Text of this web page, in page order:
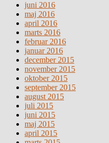
juni 2016
maj 2016
april 2016
marts 2016
februar 2016
januar 2016
december 2015
november 2015
oktober 2015
september 2015
august 2015
juli 2015
juni 2015
maj 2015
april 2015